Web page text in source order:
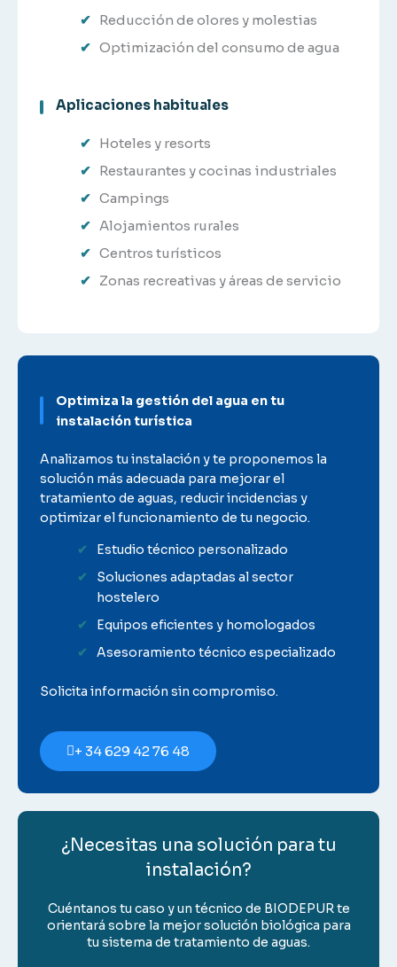
Reducción de olores y molestias
Optimización del consumo de agua
Aplicaciones habituales
Hoteles y resorts
Restaurantes y cocinas industriales
Campings
Alojamientos rurales
Centros turísticos
Zonas recreativas y áreas de servicio
Optimiza la gestión del agua en tu
instalación turística
Analizamos tu instalación y te proponemos la
solución más adecuada para mejorar el
tratamiento de aguas, reducir incidencias y
optimizar el funcionamiento de tu negocio.
Estudio técnico personalizado
Soluciones adaptadas al sector
hostelero
Equipos eficientes y homologados
Asesoramiento técnico especializado
Solicita información sin compromiso.
+ 34 629 42 76 48
¿Necesitas una solución para tu
instalación?
Cuéntanos tu caso y un técnico de BIODEPUR te
orientará sobre la mejor solución biológica para
tu sistema de tratamiento de aguas.